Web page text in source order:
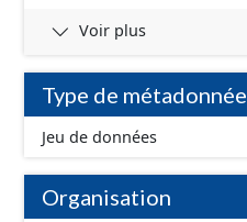
Voir plus
Type de métadonnée
Jeu de données
Organisation